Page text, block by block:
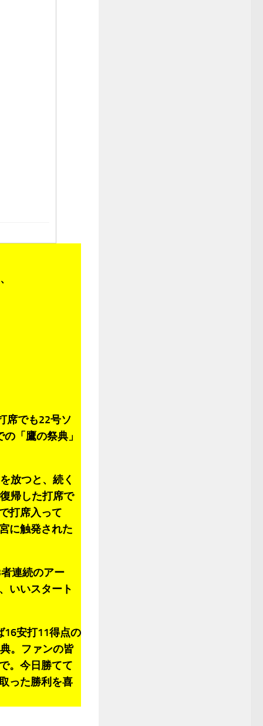
席でも22号ソ
「鷹の祭典」
放つと、続く
帰した打席で
打席入って
に触発された
連続のアー
いいスタート
安打11得点の
。ファンの皆
。今日勝てて
った勝利を喜